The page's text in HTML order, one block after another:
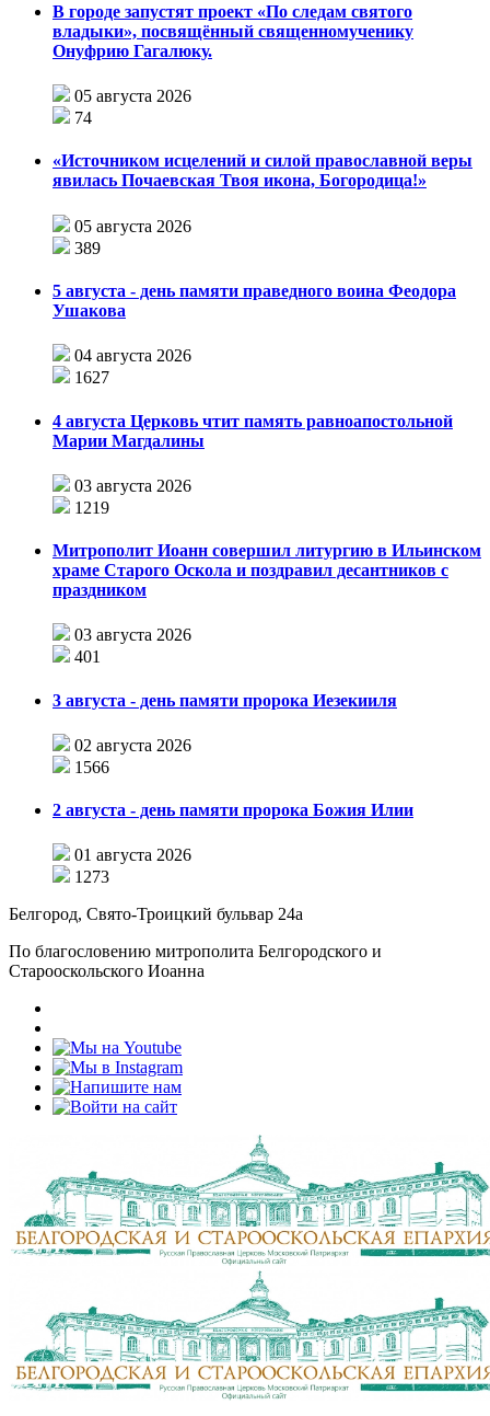
В городе запустят проект «По следам святого
владыки», посвящённый священномученику
Онуфрию Гагалюку.
05 августа 2026
74
«Источником исцелений и силой православной веры
явилась Почаевская Твоя икона, Богородица!»
05 августа 2026
389
5 августа - день памяти праведного воина Феодора
Ушакова
04 августа 2026
1627
4 августа Церковь чтит память равноапостольной
Марии Магдалины
03 августа 2026
1219
Митрополит Иоанн совершил литургию в Ильинском
храме Старого Оскола и поздравил десантников с
праздником
03 августа 2026
401
3 августа - день памяти пророка Иезекииля
02 августа 2026
1566
2 августа - день памяти пророка Божия Илии
01 августа 2026
1273
Белгород, Свято-Троицкий бульвар 24а
По благословению митрополита Белгородского и
Старооскольского Иоанна